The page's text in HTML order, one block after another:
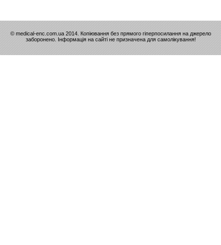
© medical-enc.com.ua 2014. Копіювання без прямого гіперпосилання на джерело
заборонено. Інформація на сайті не призначена для самолікування!